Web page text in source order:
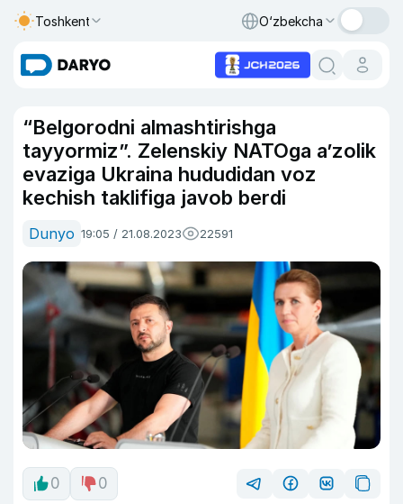
Toshkent O‘zbekcha
“Belgorodni almashtirishga
tayyormiz”. Zelenskiy NATOga a’zolik
evaziga Ukraina hududidan voz
kechish taklifiga javob berdi
Dunyo 19:05 / 21.08.2023 22591
0 0